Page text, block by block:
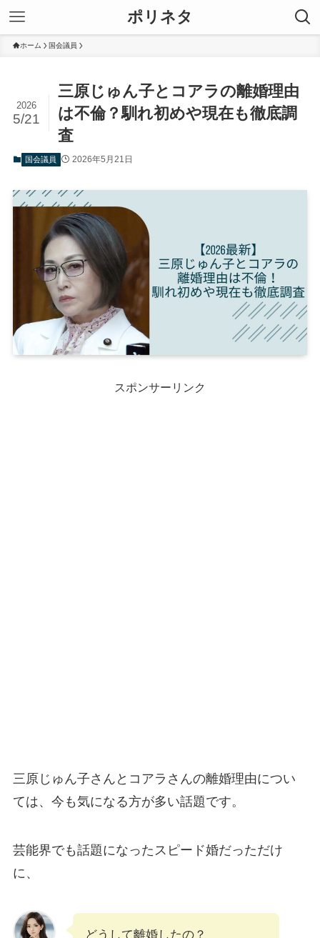
ポリネタ
ホーム 国会議員
三原じゅん子とコアラの離婚理由
は不倫？馴れ初めや現在も徹底調
査
2026
5/21
国会議員 2026年5月21日
スポンサーリンク
三原じゅん子さんとコアラさんの離婚理由につい
ては、今も気になる方が多い話題です。
芸能界でも話題になったスピード婚だっただけ
に、
どうして離婚したの？